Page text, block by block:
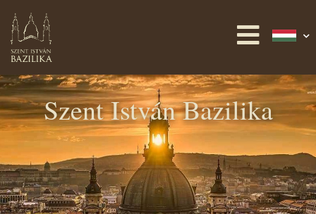
Szent István Bazilika